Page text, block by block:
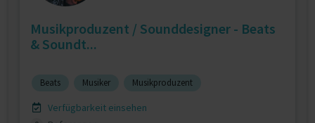
Musikproduzent / Sounddesigner - Beats
& Soundt...
Beats Musiker Musikproduzent
Verfügbarkeit einsehen